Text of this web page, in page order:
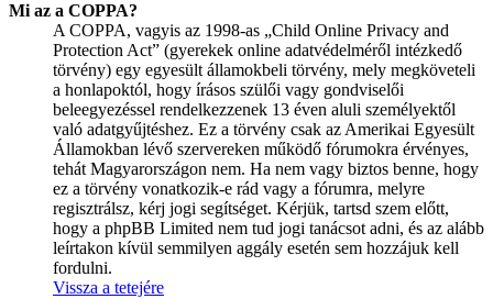
Mi az a COPPA?
A COPPA, vagyis az 1998-as „Child Online Privacy and
Protection Act” (gyerekek online adatvédelméről intézkedő
törvény) egy egyesült államokbeli törvény, mely megköveteli
a honlapoktól, hogy írásos szülői vagy gondviselői
beleegyezéssel rendelkezzenek 13 éven aluli személyektől
való adatgyűjtéshez. Ez a törvény csak az Amerikai Egyesült
Államokban lévő szervereken működő fórumokra érvényes,
tehát Magyarországon nem. Ha nem vagy biztos benne, hogy
ez a törvény vonatkozik-e rád vagy a fórumra, melyre
regisztrálsz, kérj jogi segítséget. Kérjük, tartsd szem előtt,
hogy a phpBB Limited nem tud jogi tanácsot adni, és az alább
leírtakon kívül semmilyen aggály esetén sem hozzájuk kell
fordulni.
Vissza a tetejére